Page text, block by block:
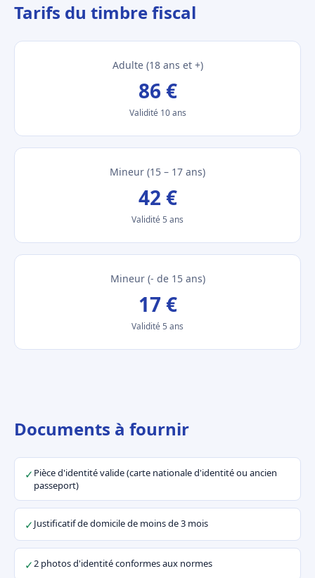
Tarifs du timbre fiscal
Adulte (18 ans et +)
86 €
Validité 10 ans
Mineur (15 – 17 ans)
42 €
Validité 5 ans
Mineur (- de 15 ans)
17 €
Validité 5 ans
Documents à fournir
✓ Pièce d'identité valide (carte nationale d'identité ou ancien
passeport)
✓Justificatif de domicile de moins de 3 mois
✓2 photos d'identité conformes aux normes